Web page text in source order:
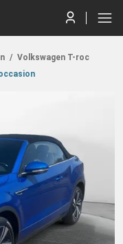
/ Volkswagen T-roc